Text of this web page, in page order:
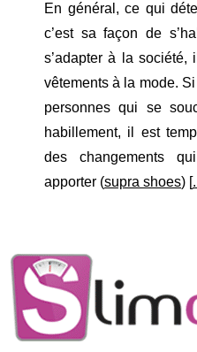
En général, ce qui
c’est sa façon de
s’adapter à la société,
vêtements à la mode.
personnes qui se
habillement, il est
des changements
apporter (supra shoes) [